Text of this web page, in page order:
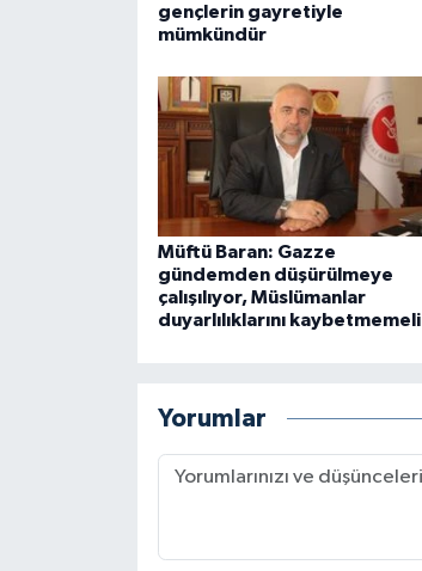
gençlerin gayretiyle
mümkündür
Müftü Baran: Gazze
gündemden düşürülmeye
çalışılıyor, Müslümanlar
duyarlılıklarını kaybetmemeli
Yorumlar